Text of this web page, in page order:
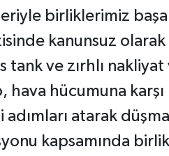
birliklerimiz
kanunsuz
tank ve zırhlı
hücumuna
atarak
kapsamında